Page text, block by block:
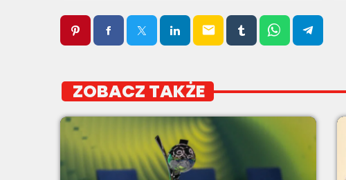
email
ZOBACZ TAKŻE